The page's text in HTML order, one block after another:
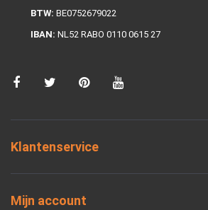
BTW: BE0752679022
IBAN: NL52 RABO 0110 0615 27
Klantenservice
Mijn account